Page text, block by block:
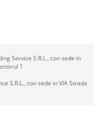
Service S.R.L., con sede in
1
S.R.L., con sede in VIA Strada